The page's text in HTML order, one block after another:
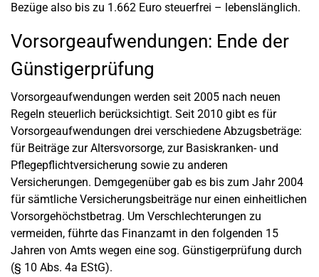
Bezüge also bis zu 1.662 Euro steuerfrei – lebenslänglich.
Vorsorgeaufwendungen: Ende der
Günstigerprüfung
Vorsorgeaufwendungen werden seit 2005 nach neuen
Regeln steuerlich berücksichtigt. Seit 2010 gibt es für
Vorsorgeaufwendungen drei verschiedene Abzugsbeträge:
für Beiträge zur Altersvorsorge, zur Basiskranken- und
Pflegepflichtversicherung sowie zu anderen
Versicherungen. Demgegenüber gab es bis zum Jahr 2004
für sämtliche Versicherungsbeiträge nur einen einheitlichen
Vorsorgehöchstbetrag. Um Verschlechterungen zu
vermeiden, führte das Finanzamt in den folgenden 15
Jahren von Amts wegen eine sog. Günstigerprüfung durch
(§ 10 Abs. 4a EStG).